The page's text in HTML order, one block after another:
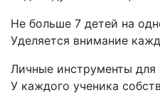
Не больше 7 детей на
Уделяется внимание
Личные инструменты для
У каждого ученика